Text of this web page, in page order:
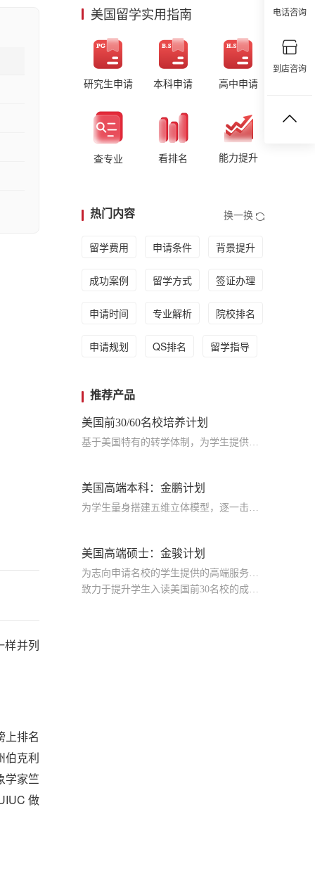
电话咨询
到店咨询
样并列
上排名
伯克利
学家竺
做
美国留学实用指南
研究生申请 本科申请 高中申请
查专业 看排名 能力提升
热门内容 换一换
留学费用 申请条件 背景提升
成功案例 留学方式 签证办理
申请时间 专业解析 院校排名
申请规划 QS排名 留学指导
推荐产品
美国前30/60名校培养计划
基于美国特有的转学体制，为学生提供包括学术、领导力、职业等在内的长时段服务，让学生既获得名校录取，又有读完名校的实力
美国高端本科：金鹏计划
为学生量身搭建五维立体模型，逐一击破痛点，致力于提高美国TOP30本科录取成功率
美国高端硕士：金骏计划
为志向申请名校的学生提供的高端服务产品
致力于提升学生入读美国前30名校的成功率